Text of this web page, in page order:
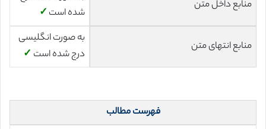
منابع داخل متن
شده است ✓
منابع انتهای متن
به صورت انگلیسی
درج شده است ✓
فهرست مطالب